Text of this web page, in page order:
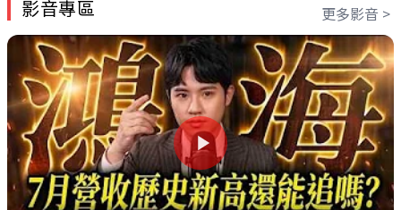
影音專區 更多影音 >